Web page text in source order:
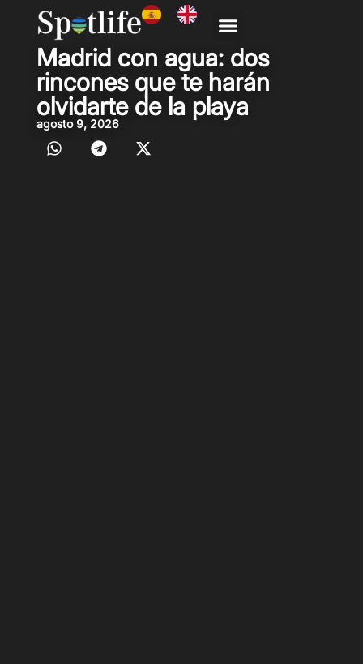
Madrid con agua: dos
rincones que te harán
olvidarte de la playa
agosto 9, 2026